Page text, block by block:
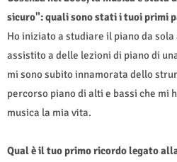
sicuro": quali sono stati i tuoi primi
Ho iniziato a studiare il piano da sola
assistito a delle lezioni di piano di
mi sono subito innamorata dello
percorso piano di alti e bassi che mi
musica la mia vita.
Qual è il tuo primo ricordo legato